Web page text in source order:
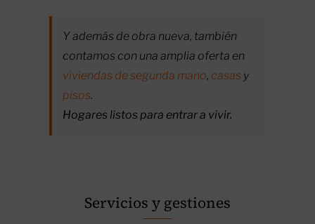
Y además de obra nueva, también
contamos con una amplia oferta en
viviendas de segunda mano, casas y
pisos.
Hogares listos para entrar a vivir.
Servicios y gestiones